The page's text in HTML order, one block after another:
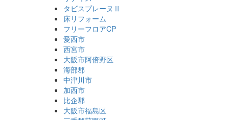
タビスプレーヌⅡ
床リフォーム
フリーフロアCP
愛西市
西宮市
大阪市阿倍野区
海部郡
中津川市
加西市
比企郡
大阪市福島区